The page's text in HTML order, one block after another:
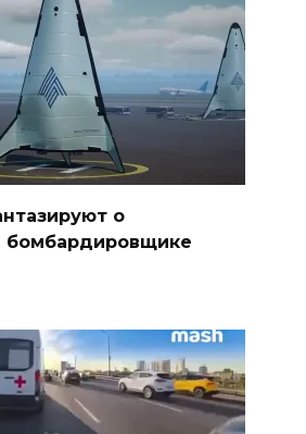
о
бомбардировщике